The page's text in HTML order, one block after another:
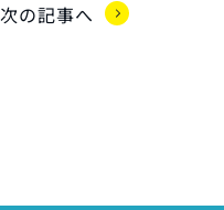
次の記事へ